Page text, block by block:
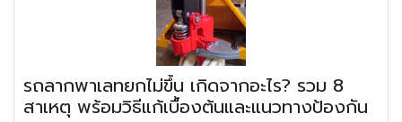
รถลากพาเลทยกไม่ขึ้น เกิดจากอะไร? รวม 8
สาเหตุ พร้อมวิธีแก้เบื้องต้นและแนวทางป้องกัน